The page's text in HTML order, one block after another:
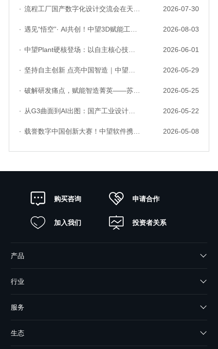
· 流程工厂国产数字化设计交流会在天津召开，中望自主CAD底座助力行业数字化转型实践获广泛关注 2026-07-30
· 遇见“悟空”· AI共创！中望3D赋能工业设计国产化与AI创新升级 2026-08-03
· 中望Plant硬核登场：以自主核心技术，破解流程工业数据一致性与协同困境 2026-06-01
· 坚持自主创新 点亮中国智造｜中望软件亮相第十届中国网络版权保护与发展大会 2026-05-29
· 破解研发痛点，赋能智造菁英——苏州研发菁英 CTO 成长营暨高级人才认证启动会圆满落幕 2026-05-25
· 从G3曲面到AI出图：国产工业设计软件的硬实力到底怎么样了？ 2026-05-22
· 载誉数字中国创新大赛！中望软件携手三家伙伴，斩获信创赛道多项大奖 2026-05-08
购买咨询 申请合作
加入我们 投资者关系
产品
行业
服务
生态